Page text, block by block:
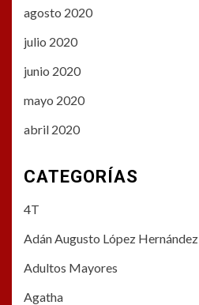
agosto 2020
julio 2020
junio 2020
mayo 2020
abril 2020
CATEGORÍAS
4T
Adán Augusto López Hernández
Adultos Mayores
Agatha